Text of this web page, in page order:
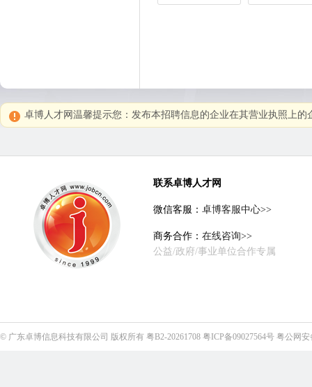
卓博人才网温馨提示您：发布本招聘信息的企业在其营业执照上
联系卓博人才网
微信客服： 卓博客服中心>>
商务合作： 在线咨询>>
公益/政府/事业单位合作专属
© 广东卓博信息科技有限公司 版权所有 粤B2-20261708 粤ICP备09027564号 粤公网安